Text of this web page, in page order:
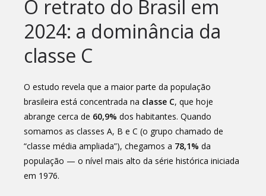
O retrato do Brasil em
2024: a dominância da
classe C
O estudo revela que a maior parte da população
brasileira está concentrada na classe C, que hoje
abrange cerca de 60,9% dos habitantes. Quando
somamos as classes A, B e C (o grupo chamado de
“classe média ampliada”), chegamos a 78,1% da
população — o nível mais alto da série histórica iniciada
em 1976.